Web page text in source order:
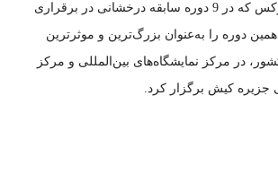
پیوند است. کیش اینوکس که در 9 دوره سابقه درخشانی در برقراری
دوره را به‌عنوان بزرگ‌ترین و موثرترین
در مرکز نمایشگاه‌های بین‌المللی و مرکز
جزیره کیش برگزار کرد.